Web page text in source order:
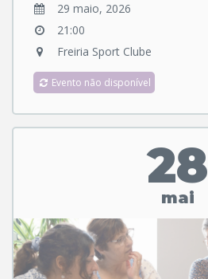
29 maio, 2026
21:00
Freiria Sport Clube
Evento não disponível
28
mai